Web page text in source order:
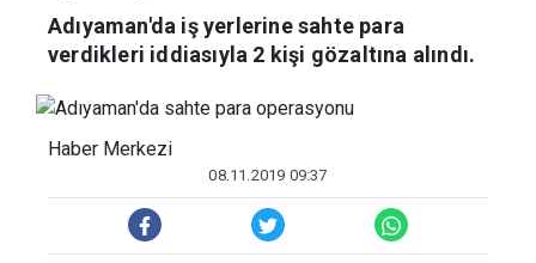
Adıyaman'da iş yerlerine sahte para
verdikleri iddiasıyla 2 kişi gözaltına alındı.
Haber Merkezi
08.11.2019 09:37